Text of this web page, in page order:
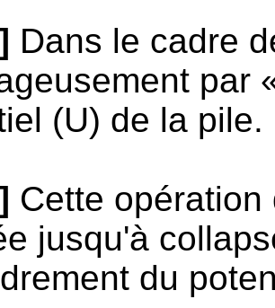
Dans le cadre
par
(U) de la pile.
Cette
jusqu'à
du